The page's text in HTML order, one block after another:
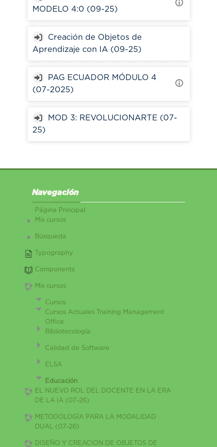
MODELO 4:0 (09-25)
Creación de Objetos de
Aprendizaje con IA (09-25)
PAG ECUADOR MÓDULO 4
(07-2025)
MOD 3: REVOLUCIONARTE (07-
25)
Navegación
Página Principal
Mis cursos
Búsqueda
Typography
Components
Mis cursos
Cursos
Cursos Actuales Training Management
Office
Bibliotecología
Calidad de Software
ELSA
Educación
EL NUEVO ROL DEL DOCENTE EN LA ERA
DE LA IA (07-26)
METODOLOGÍA PARA LA MODALIDAD
DUAL (07-26)
DISEÑO Y CREACIÓN DE OBJETOS DE